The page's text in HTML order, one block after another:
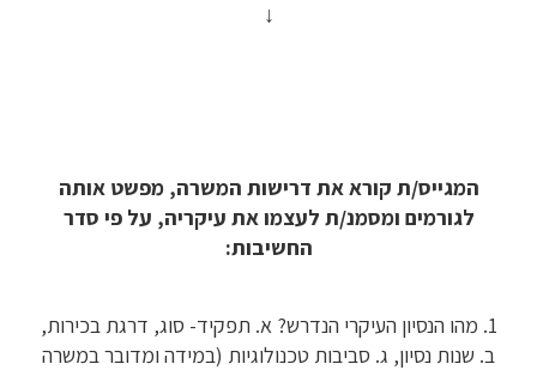
↓
המגייס/ת קורא את דרישות המשרה, מפשט אותה
לגורמים ומסמנ/ת לעצמו את עיקריה, על פי סדר
החשיבות:
1. מהו הנסיון העיקרי הנדרש? א. תפקיד- סוג, דרגת בכירות,
ב. שנות נסיון, ג. סביבות טכנולוגיות (במידה ומדובר במשרה